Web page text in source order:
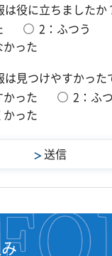
役に立ちましたか
2：ふつう
った
見つけやすかった
った
2：ふ
った